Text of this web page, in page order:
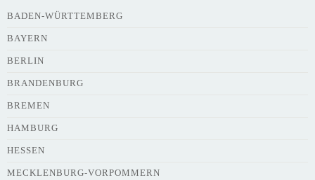
BADEN-WÜRTTEMBERG
BAYERN
BERLIN
BRANDENBURG
BREMEN
HAMBURG
HESSEN
MECKLENBURG-VORPOMMERN